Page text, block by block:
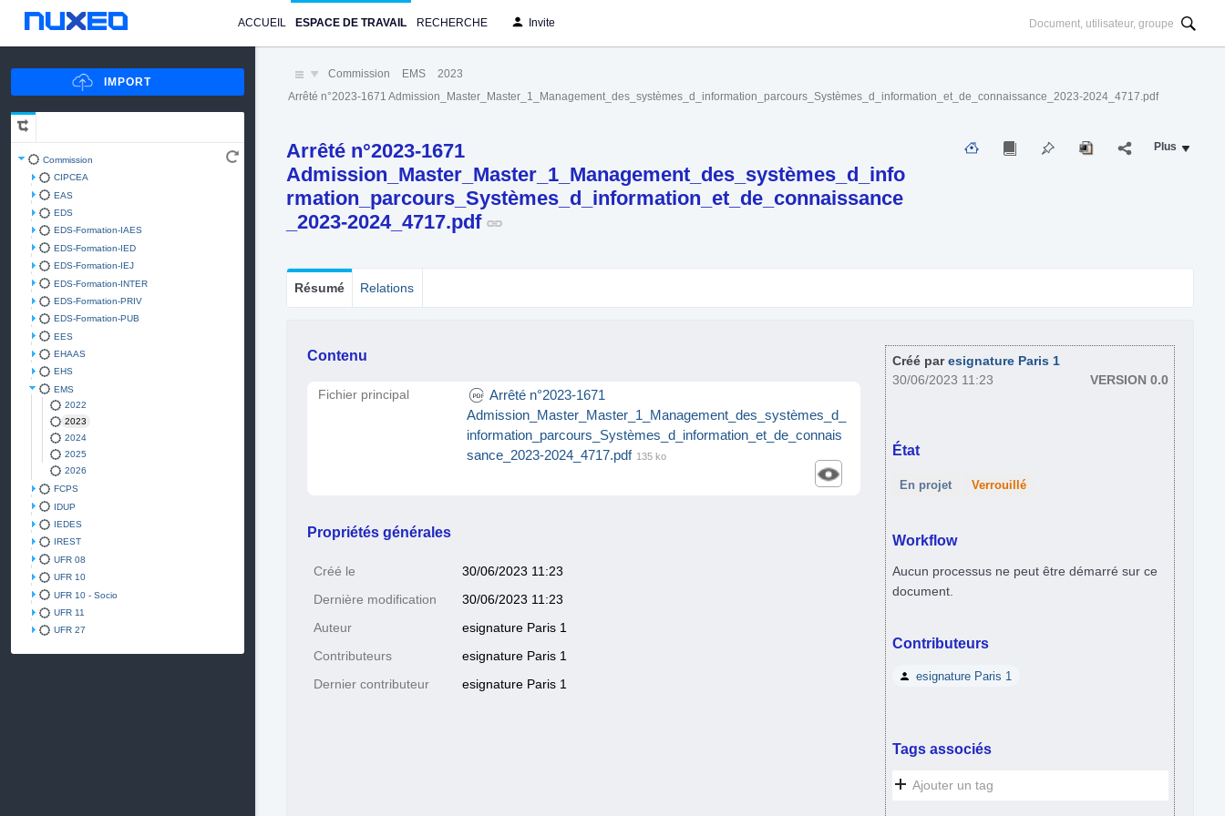
ACCUEIL ESPACE DE TRAVAIL RECHERCHE Invite
Commission
CIPCEA
EAS
EDS
EDS-Formation-IAES
EDS-Formation-IED
EDS-Formation-IEJ
EDS-Formation-INTER
EDS-Formation-PRIV
EDS-Formation-PUB
EES
EHAAS
EHS
EMS
2022
2023
2024
2025
2026
FCPS
IDUP
IEDES
IREST
UFR 08
UFR 10
UFR 10 - Socio
UFR 11
UFR 27
Commission EMS 2023
Arrêté n°2023-1671 Admission_Master_Master_1_Management_des_systèmes_d_information_parcours_Systèmes_d_information_et_de_connaissance_2023-2024_4717.pdf
Arrêté n°2023-1671
Admission_Master_Master_1_Management_des_systèmes_d_info
rmation_parcours_Systèmes_d_information_et_de_connaissance
_2023-2024_4717.pdf
Plus
Résumé Relations
Contenu
Fichier principal
Arrêté n°2023-1671
Admission_Master_Master_1_Management_des_systèmes_d_
information_parcours_Systèmes_d_information_et_de_connais
sance_2023-2024_4717.pdf 135 ko
Propriétés générales
Créé le 30/06/2023 11:23
Dernière modification 30/06/2023 11:23
Auteur esignature Paris 1
Contributeurs esignature Paris 1
Dernier contributeur esignature Paris 1
Créé paresignature Paris 1
30/06/2023 11:23
VERSION 0.0
État
En projet Verrouillé
Workflow
Aucun processus ne peut être démarré sur ce
document.
Contributeurs
esignature Paris 1
Tags associés